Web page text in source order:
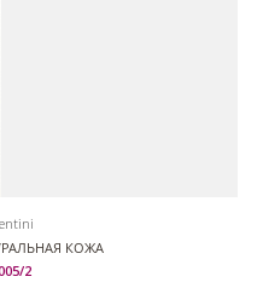
КОЖА
2